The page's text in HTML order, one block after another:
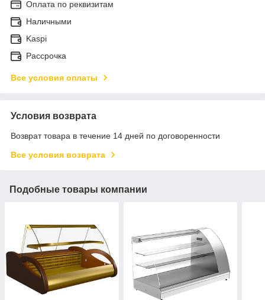
Оплата по реквизитам
Наличными
Kaspi
Рассрочка
Все условия оплаты
Условия возврата
Возврат товара в течение 14 дней по договоренности
Все условия возврата
Подобные товары компании